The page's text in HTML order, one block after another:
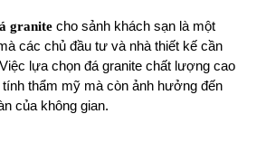
granite cho sảnh khách sạn là một
các chủ đầu tư và nhà thiết kế cần
lựa chọn đá granite chất lượng cao
thẩm mỹ mà còn ảnh hưởng đến
của không gian.